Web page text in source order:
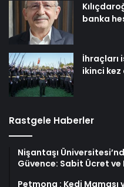
banka
İhraçları
ikinci
Rastgele Haberler
Nişantaşı
Güvence: Sabit Ücret ve
Petmona : Kedi Maması